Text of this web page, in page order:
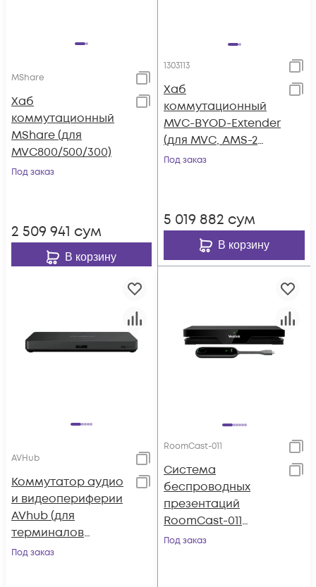
MShare
Хаб
коммутационный
MShare (для
MVC800/500/300)
Под заказ
2 509 941 сум
В корзину
1303113
Хаб
коммутационный
MVC-BYOD-Extender
(для MVC, AMS-2
года)
Под заказ
5 019 882 сум
В корзину
AVHub
Коммутатор аудио
и видеопериферии
AVhub (для
терминалов
Yealink, AMS - 2
Под заказ
RoomCast-011
Система
беспроводных
презентаций
RoomCast-011
(RoomCast, WPP30,
Под заказ